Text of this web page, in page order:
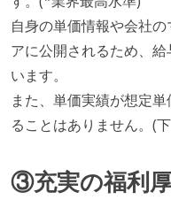
自身の単価情報や会社
アに公開されるため、
います。
また、単価実績が想定
ることはありません。(
③充実の福利